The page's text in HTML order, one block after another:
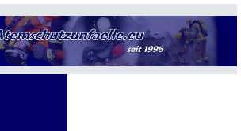
Allgemeines